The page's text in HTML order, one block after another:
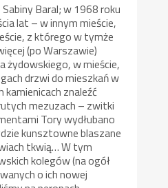
Baral; w 1968 roku
lat – w innym mieście,
z którego w tymże
(po Warszawie)
żydowskiego, w mieście,
drzwi do mieszkań w
znaleźć
mezuzach – zwitki
Tory wydłubano
kunsztowne blaszane
tkwią… W tym
kolegów (na ogół
o ich nowej